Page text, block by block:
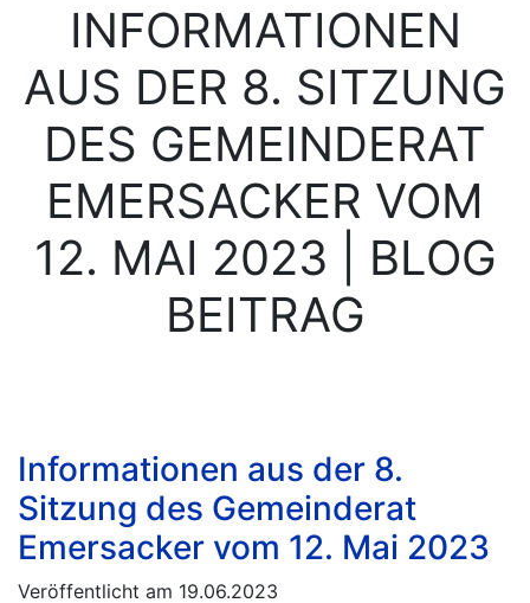
INFORMATIONEN
AUS DER 8. SITZUNG
DES GEMEINDERAT
EMERSACKER VOM
12. MAI 2023 | BLOG
BEITRAG
Informationen aus der 8.
Sitzung des Gemeinderat
Emersacker vom 12. Mai 2023
Veröffentlicht am 19.06.2023